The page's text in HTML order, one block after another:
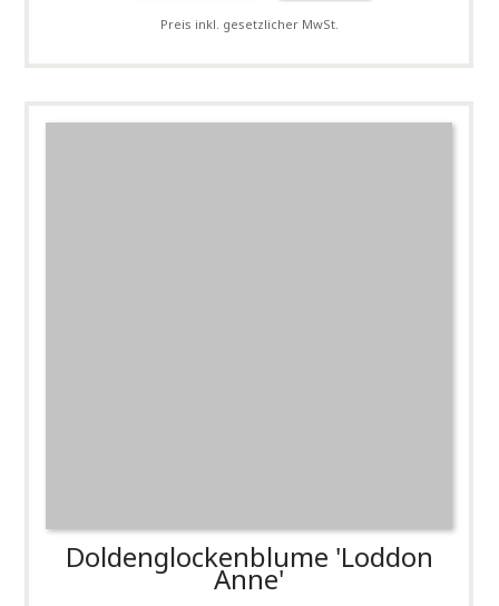
Preis inkl. gesetzlicher MwSt.
Doldenglockenblume 'Loddon
Anne'